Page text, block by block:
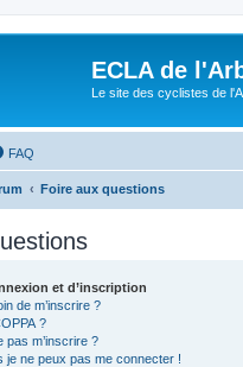
ECLA de
Le site des cyclistes de
FAQ
Foire aux questions
et d’inscription
de m’inscrire ?
?
pas m’inscrire ?
je ne peux pas me connecter !